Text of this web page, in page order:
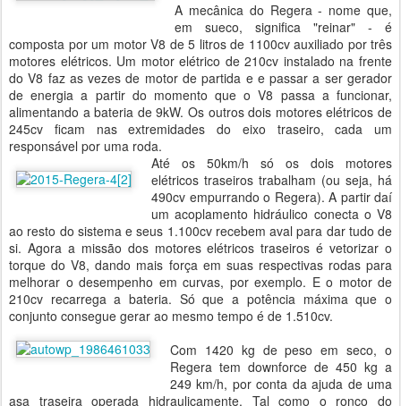
A mecânica do Regera - nome que,
em sueco, significa "reinar" - é
composta por um motor V8 de 5 litros de 1100cv auxiliado por três
motores elétricos. Um motor elétrico de 210cv instalado na frente
do V8 faz as vezes de motor de partida e e passar a ser gerador
de energia a partir do momento que o V8 passa a funcionar,
alimentando a bateria de 9kW. Os outros dois motores elétricos de
245cv ficam nas extremidades do eixo traseiro, cada um
responsável por uma roda.
Até os 50km/h só os dois motores
elétricos traseiros trabalham (ou seja, há
490cv empurrando o Regera). A partir daí
um acoplamento hidráulico conecta o V8
ao resto do sistema e seus 1.100cv recebem aval para dar tudo de
si. Agora a missão dos motores elétricos traseiros é vetorizar o
torque do V8, dando mais força em suas respectivas rodas para
melhorar o desempenho em curvas, por exemplo. E o motor de
210cv recarrega a bateria. Só que a potência máxima que o
conjunto consegue gerar ao mesmo tempo é de 1.510cv.
Com 1420 kg de peso em seco, o
Regera tem downforce de 450 kg a
249 km/h, por conta da ajuda de uma
asa traseira operada hidraulicamente. Tal como o ronco do